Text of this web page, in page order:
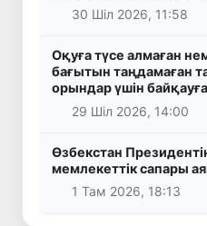
30 Шіл 2026, 11:58
Оқуға түсе алмаған
бағытын таңдамаған
орындар үшін
29 Шіл 2026, 14:00
Өзбекстан
мемлекеттік сапары
1 Там 2026, 18:13